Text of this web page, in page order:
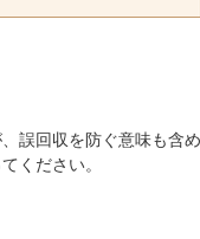
誤回収を防ぐ意味も含め
ください。